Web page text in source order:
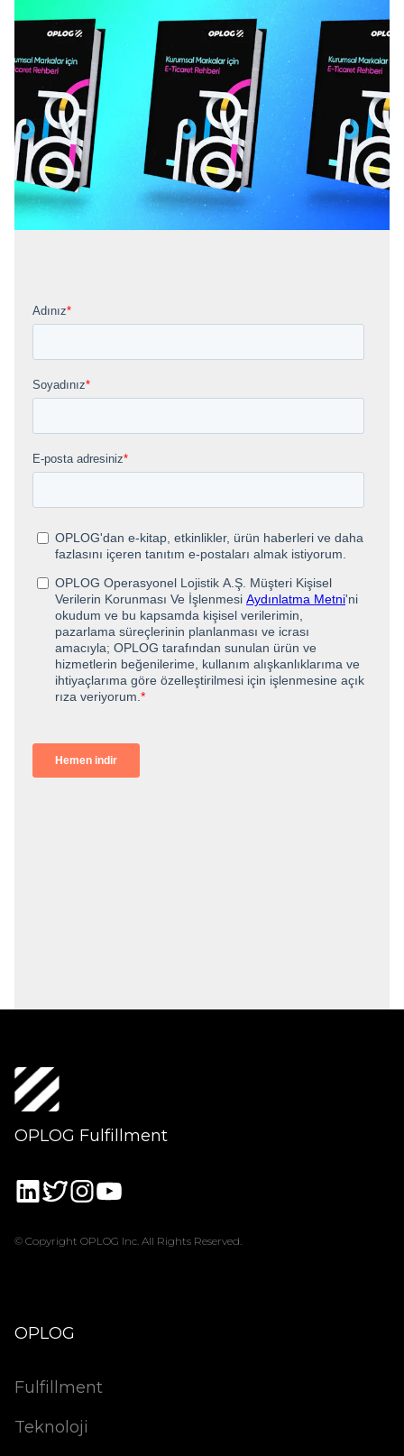
OPLOG Fulfillment
© Copyright OPLOG Inc. All Rights Reserved.
OPLOG
Fulfillment
Teknoloji